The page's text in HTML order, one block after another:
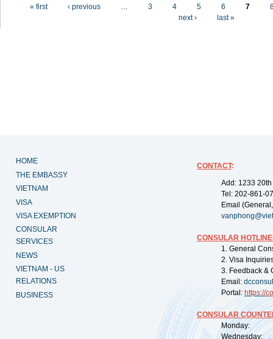
« first ‹ previous … 3 4 5 6 7
next ›
last »
HOME
THE EMBASSY
VIETNAM
VISA
VISA EXEMPTION
CONSULAR
SERVICES
NEWS
VIETNAM - US
RELATIONS
BUSINESS
CONTACT:
Add: 1233
Tel: 202-861-
Email
CONSULAR
1. General
2. Visa
3. Feedback &
Email:
Portal: https://
CONSULAR
Monday:
Wednesday: